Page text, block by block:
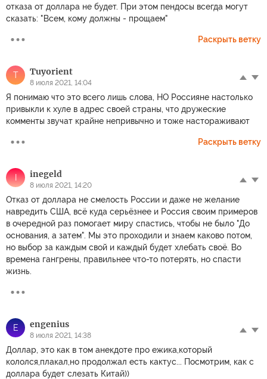
отказа от доллара не будет. При этом пендосы всегда могут
сказать: "Всем, кому должны - прощаем"
Раскрыть ветку
T Tuyorient
8 июля 2021, 14:04
Я понимаю что это всего лишь слова, НО Россияне настолько
привыкли к хуле в адрес своей страны, что дружеские
комменты звучат крайне непривычно и тоже настораживают
Раскрыть ветку
I inegeld
8 июля 2021, 14:20
Отказ от доллара не смелость России и даже не желание
навредить США, всё куда серьёзнее и Россия своим примеров
в очередной раз помогает миру спастись, чтобы не было "До
основания, а затем". Мы это проходили и знаем каково потом,
но выбор за каждым свой и каждый будет хлебать своё. Во
времена гангрены, правильнее что-то потерять, но спасти
жизнь.
E engenius
8 июля 2021, 14:38
Доллар, это как в том анекдоте про ежика,который
кололся,плакал,но продолжал есть кактус... Посмотрим, как с
доллара будет слезать Китай))